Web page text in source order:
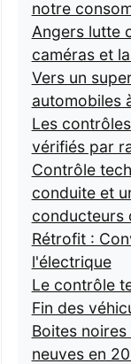
notre
Angers lutte
caméras et
Vers un
automobiles
Les
vérifiés par
Contrôle
conduite et
conducteurs
Rétrofit :
l'électrique
Le contrôle
Fin des
Boites
neuves en